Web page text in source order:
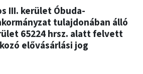
III. kerület Óbuda-
tulajdonában álló
65224 hrsz. alatt felvett
elővásárlási jog